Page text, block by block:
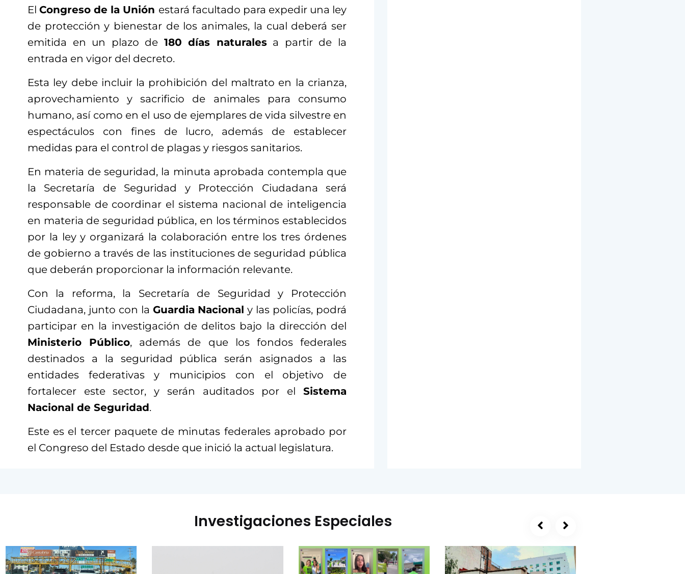
ElCongreso de la Unión estará facultado para expedir una ley
de protección y bienestar de los animales, la cual deberá ser
emitida en un plazo de 180 días naturales a partir de la
entrada en vigor del decreto.
Esta ley debe incluir la prohibición del maltrato en la crianza,
aprovechamiento y sacrificio de animales para consumo
humano, así como en el uso de ejemplares de vida silvestre en
espectáculos con fines de lucro, además de establecer
medidas para el control de plagas y riesgos sanitarios.
En materia de seguridad, la minuta aprobada contempla que
la Secretaría de Seguridad y Protección Ciudadana será
responsable de coordinar el sistema nacional de inteligencia
en materia de seguridad pública, en los términos establecidos
por la ley y organizará la colaboración entre los tres órdenes
de gobierno a través de las instituciones de seguridad pública
que deberán proporcionar la información relevante.
Con la reforma, la Secretaría de Seguridad y Protección
Ciudadana, junto con la Guardia Nacional y las policías, podrá
participar en la investigación de delitos bajo la dirección del
Ministerio Público, además de que los fondos federales
destinados a la seguridad pública serán asignados a las
entidades federativas y municipios con el objetivo de
fortalecer este sector, y serán auditados por el Sistema
Nacional de Seguridad.
Este es el tercer paquete de minutas federales aprobado por
el Congreso del Estado desde que inició la actual legislatura.
Investigaciones Especiales